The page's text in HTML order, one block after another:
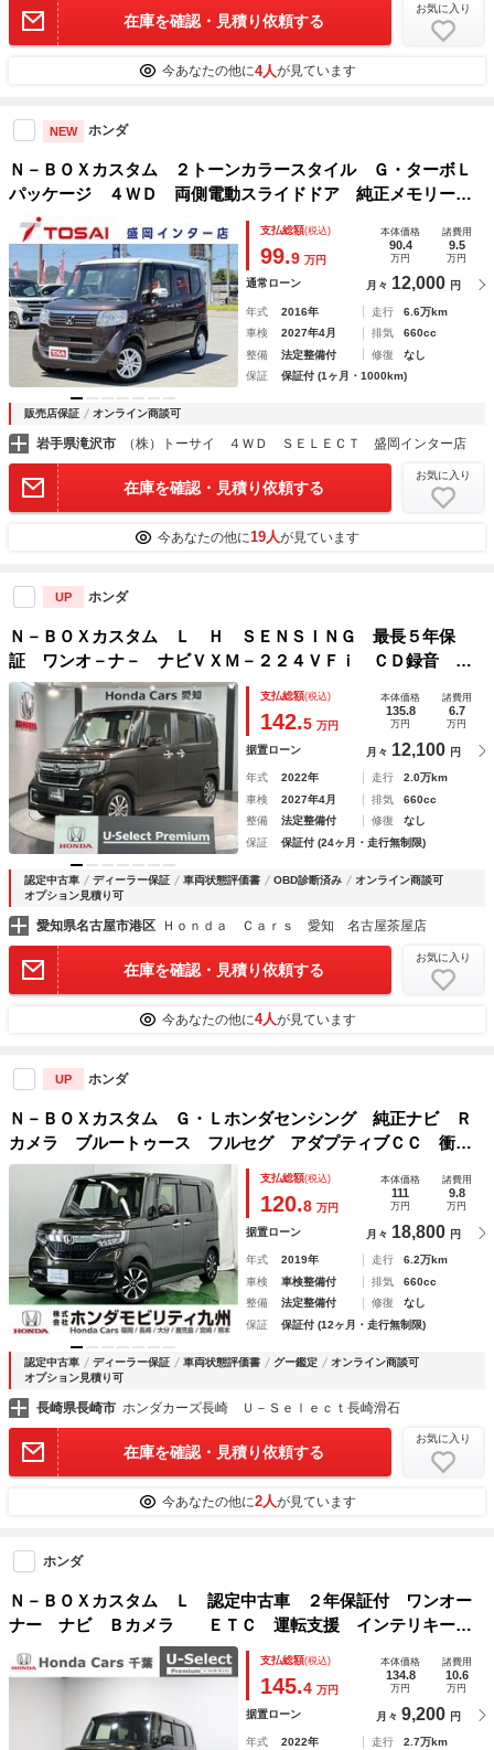
在庫を確認・見積り依頼する
お気に入り
今あなたの他に4人が見ています
NEW ホンダ
Ｎ－ＢＯＸカスタム ２トーンカラースタイル Ｇ・ターボＬ
パッケージ ４ＷＤ 両側電動スライドドア 純正メモリーナ
ビ ホンダセンシング バックカメラ シートヒーター 前後
ドラレコ ＥＴＣ ＨＩＤヘッドライト スマートキー クル
コン シートバックテーブル ワンセグ ＣＤ
支払総額(税込)
99.9 万円
本体価格
90.4
万円
諸費用
9.5
万円
通常ローン 月々 12,000 円
年式 2016年 走行
6.6万km
車検
2027年4月 排気
660cc
整備
法定整備付 修復
なし
保証
保証付 (1ヶ月・1000km)
販売店保証 オンライン商談可
岩手県滝沢市 （株）トーサイ ４ＷＤ ＳＥＬＥＣＴ 盛岡インター店
在庫を確認・見積り依頼する
お気に入り
今あなたの他に19人が見ています
UP ホンダ
Ｎ－ＢＯＸカスタム Ｌ Ｈ ＳＥＮＳＩＮＧ 最長５年保
証 ワンオ－ナ－ ナビＶＸＭ－２２４ＶＦｉ ＣＤ録音 Ｂ
Ｔオ－ディオ ＤＶＤ ドラレコ シ－トヒ－タ－ＥＴＣ Ｌ
ＥＤライト ＶＳＡ クルコン アルミ スマ－トキ－ ＡＡ
Ｃ
支払総額(税込)
142.5 万円
本体価格
135.8
万円
諸費用
6.7
万円
据置ローン 月々 12,100 円
年式 2022年 走行
2.0万km
車検
2027年4月 排気
660cc
整備
法定整備付 修復
なし
保証
保証付 (24ヶ月・走行無制限)
認定中古車 ディーラー保証 車両状態評価書 OBD診断済み
オンライン商談可
オプション見積り可
愛知県名古屋市港区 Ｈｏｎｄａ Ｃａｒｓ 愛知 名古屋茶屋店
在庫を確認・見積り依頼する
お気に入り
今あなたの他に4人が見ています
UP ホンダ
Ｎ－ＢＯＸカスタム Ｇ・Ｌホンダセンシング 純正ナビ Ｒ
カメラ ブルートゥース フルセグ アダプティブＣＣ 衝突
安全ボディ ＢＬＵＥＴＯＯＴＨ リモコンキー 盗難防止付
き ＡＨＢ 電動格納ドアミラー ベンチＳ 記録簿有 横滑
防止 ＩＳＴＯＰ
支払総額(税込)
120.8 万円
本体価格
111
万円
諸費用
9.8
万円
据置ローン 月々 18,800 円
年式 2019年 走行
6.2万km
車検
車検整備付 排気
660cc
整備
法定整備付 修復
なし
保証
保証付 (12ヶ月・走行無制限)
認定中古車 ディーラー保証 車両状態評価書 グー鑑定
オンライン商談可
オプション見積り可
長崎県長崎市 ホンダカーズ長崎 Ｕ－Ｓｅｌｅｃｔ長崎滑石
在庫を確認・見積り依頼する
お気に入り
今あなたの他に2人が見ています
ホンダ
Ｎ－ＢＯＸカスタム Ｌ 認定中古車 ２年保証付 ワンオー
ナー ナビ Ｂカメラ ＥＴＣ 運転支援 インテリキー
地デジフルセグＴＶ アダクティブクルーズコントロール 助
手席エアバッグ ブレーキサポート パーキングセンサー
支払総額(税込)
145.4 万円
本体価格
134.8
万円
諸費用
10.6
万円
据置ローン 月々 9,200 円
年式 2022年 走行
2.7万km